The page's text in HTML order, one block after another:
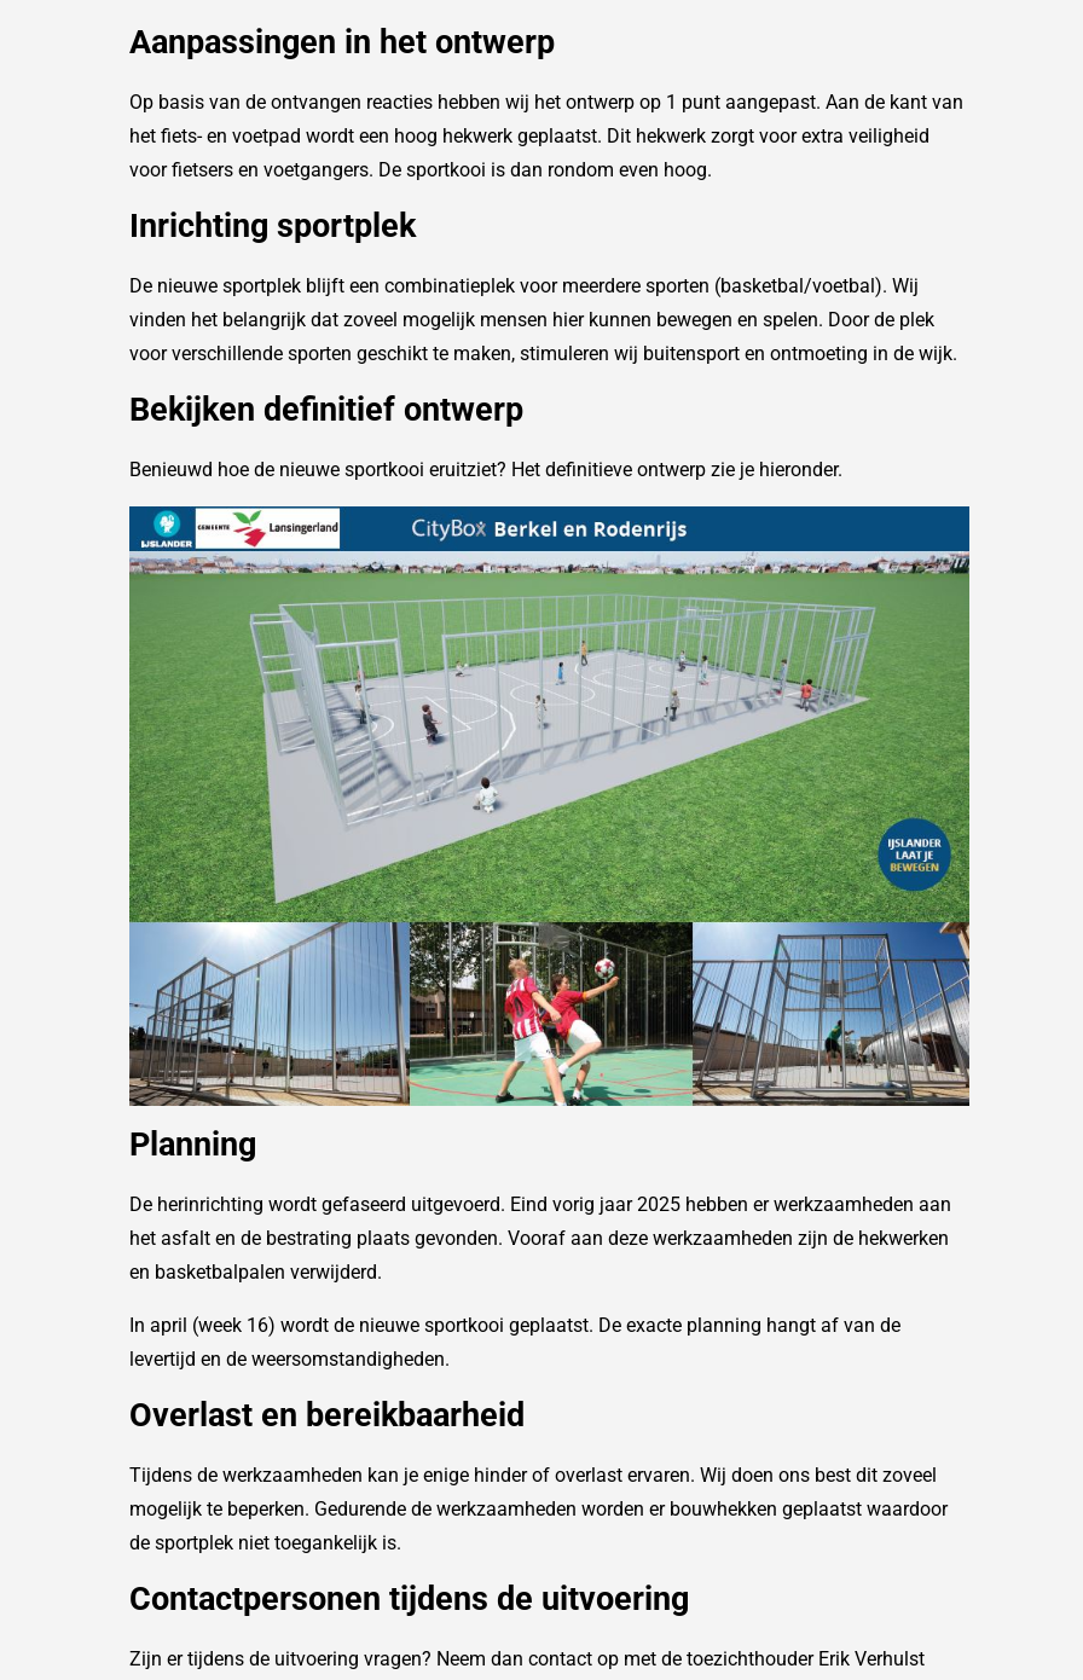
Aanpassingen in het ontwerp
Op basis van de ontvangen reacties hebben wij het ontwerp op 1 punt aangepast. Aan de kant van
het fiets- en voetpad wordt een hoog hekwerk geplaatst. Dit hekwerk zorgt voor extra veiligheid
voor fietsers en voetgangers. De sportkooi is dan rondom even hoog.
Inrichting sportplek
De nieuwe sportplek blijft een combinatieplek voor meerdere sporten (basketbal/voetbal). Wij
vinden het belangrijk dat zoveel mogelijk mensen hier kunnen bewegen en spelen. Door de plek
voor verschillende sporten geschikt te maken, stimuleren wij buitensport en ontmoeting in de wijk.
Bekijken definitief ontwerp
Benieuwd hoe de nieuwe sportkooi eruitziet? Het definitieve ontwerp zie je hieronder.
Planning
De herinrichting wordt gefaseerd uitgevoerd. Eind vorig jaar 2025 hebben er werkzaamheden aan
het asfalt en de bestrating plaats gevonden. Vooraf aan deze werkzaamheden zijn de hekwerken
en basketbalpalen verwijderd.
In april (week 16) wordt de nieuwe sportkooi geplaatst. De exacte planning hangt af van de
levertijd en de weersomstandigheden.
Overlast en bereikbaarheid
Tijdens de werkzaamheden kan je enige hinder of overlast ervaren. Wij doen ons best dit zoveel
mogelijk te beperken. Gedurende de werkzaamheden worden er bouwhekken geplaatst waardoor
de sportplek niet toegankelijk is.
Contactpersonen tijdens de uitvoering
Zijn er tijdens de uitvoering vragen? Neem dan contact op met de toezichthouder Erik Verhulst